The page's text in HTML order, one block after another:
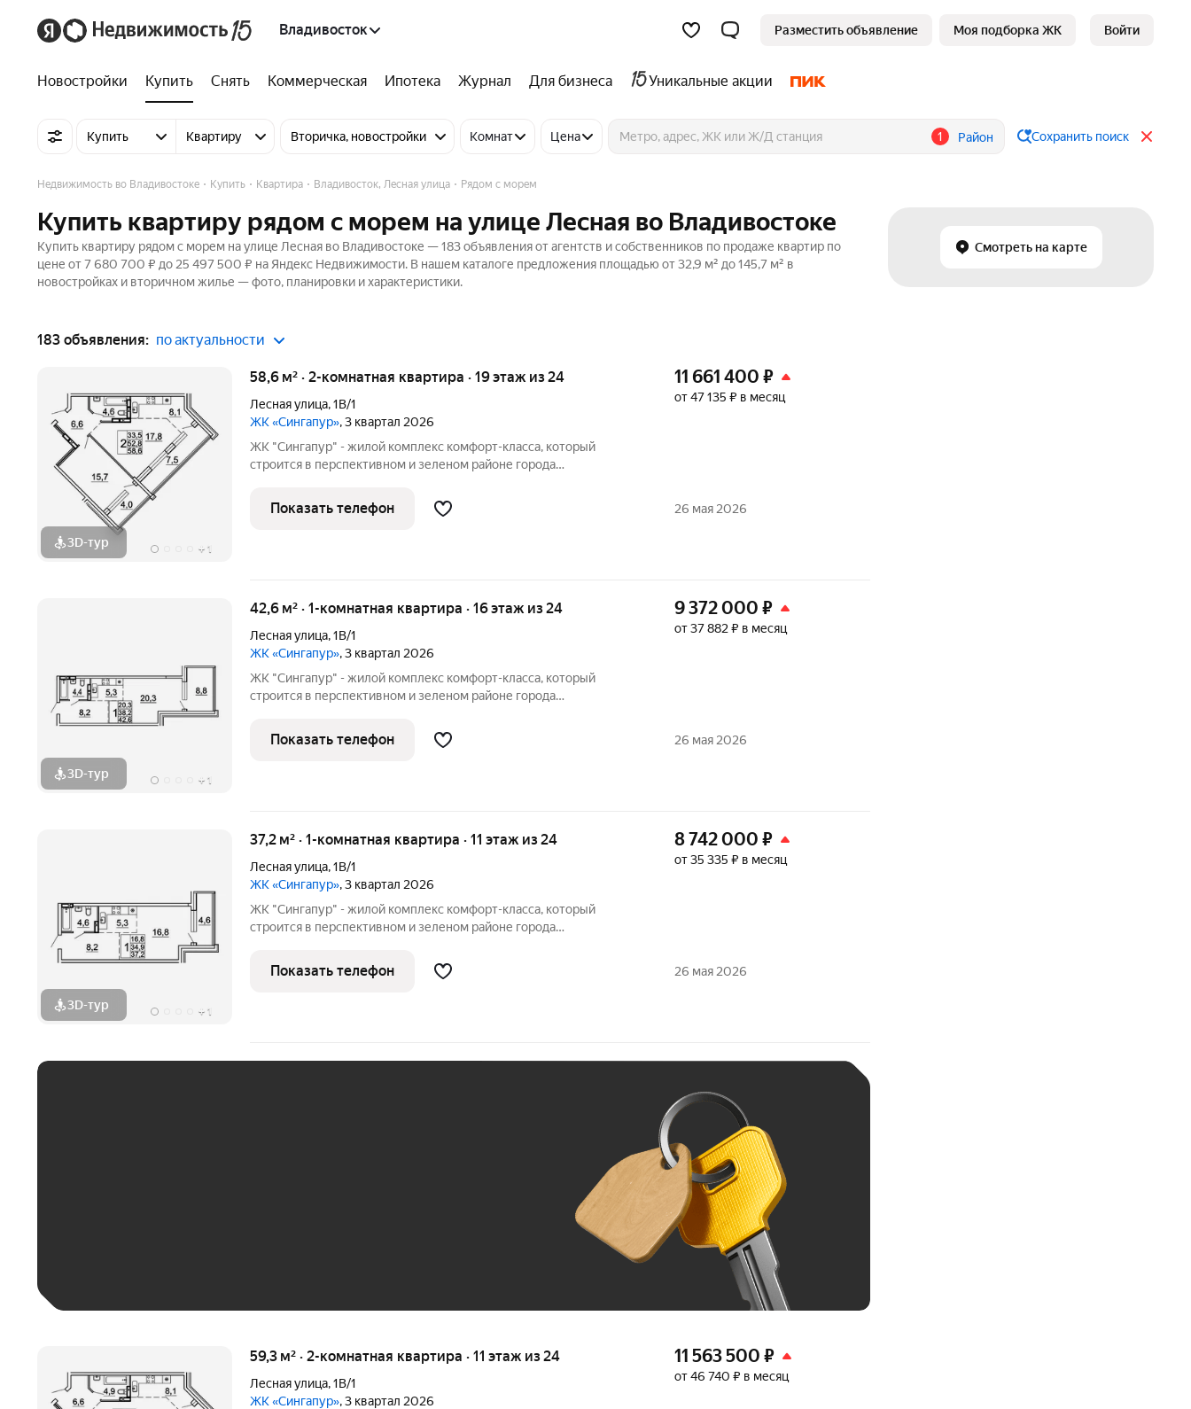
Владивосток Разместить объявление Моя подборка ЖК Войти
Новостройки Купить Снять Коммерческая Ипотека Журнал Для бизнеса Уникальные акции
Купить Квартиру Вторичка, новостройки Комнат Цена 1 Район Сохранить поиск
Смотреть на карте
Недвижимость во Владивостоке Купить Квартира Владивосток, Лесная улица Рядом с морем
Купить квартиру рядом с морем на улице Лесная во Владивостоке
Купить квартиру рядом с морем на улице Лесная во Владивостоке — 183 объявления от агентств и собственников по продаже квартир по
цене от 7 680 700 ₽ до 25 497 500 ₽ на Яндекс Недвижимости. В нашем каталоге предложения площадью от 32,9 м² до 145,7 м² в
новостройках и вторичном жилье — фото, планировки и характеристики.
183 объявления: по актуальности
3D-тур + 1
58,6 м² · 2-комнатная квартира · 19 этаж из 24
Лесная улица,1В/1
ЖК «Сингапур», 3 квартал 2026
ЖК "Сингапур" - жилой комплекс комфорт-класса, который
строится в перспективном и зеленом районе города
домов, объединенных общим стилобатом, и двух этажей
подземного паркинга на 298
11 661 400 ₽
от 47 135 ₽ в месяц
Показать телефон 26 мая 2026
3D-тур + 1
42,6 м² · 1-комнатная квартира · 16 этаж из 24
Лесная улица,1В/1
ЖК «Сингапур», 3 квартал 2026
ЖК "Сингапур" - жилой комплекс комфорт-класса, который
строится в перспективном и зеленом районе города
домов, объединенных общим стилобатом, и двух этажей
подземного паркинга на 298
9 372 000 ₽
от 37 882 ₽ в месяц
Показать телефон 26 мая 2026
3D-тур + 1
37,2 м² · 1-комнатная квартира · 11 этаж из 24
Лесная улица,1В/1
ЖК «Сингапур», 3 квартал 2026
ЖК "Сингапур" - жилой комплекс комфорт-класса, который
строится в перспективном и зеленом районе города
домов, объединенных общим стилобатом, и двух этажей
подземного паркинга на 298
8 742 000 ₽
от 35 335 ₽ в месяц
Показать телефон 26 мая 2026
59,3 м² · 2-комнатная квартира · 11 этаж из 24
Лесная улица,1В/1
ЖК «Сингапур», 3 квартал 2026
11 563 500 ₽
от 46 740 ₽ в месяц